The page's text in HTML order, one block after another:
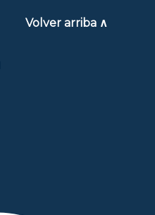
Volver arriba ∧